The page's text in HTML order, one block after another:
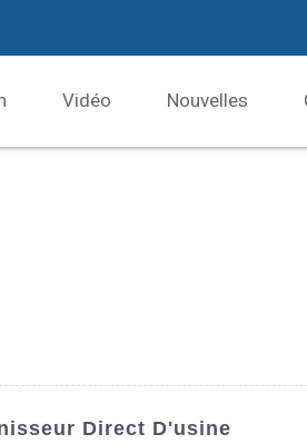
Vidéo Nouvelles
Direct D'usine